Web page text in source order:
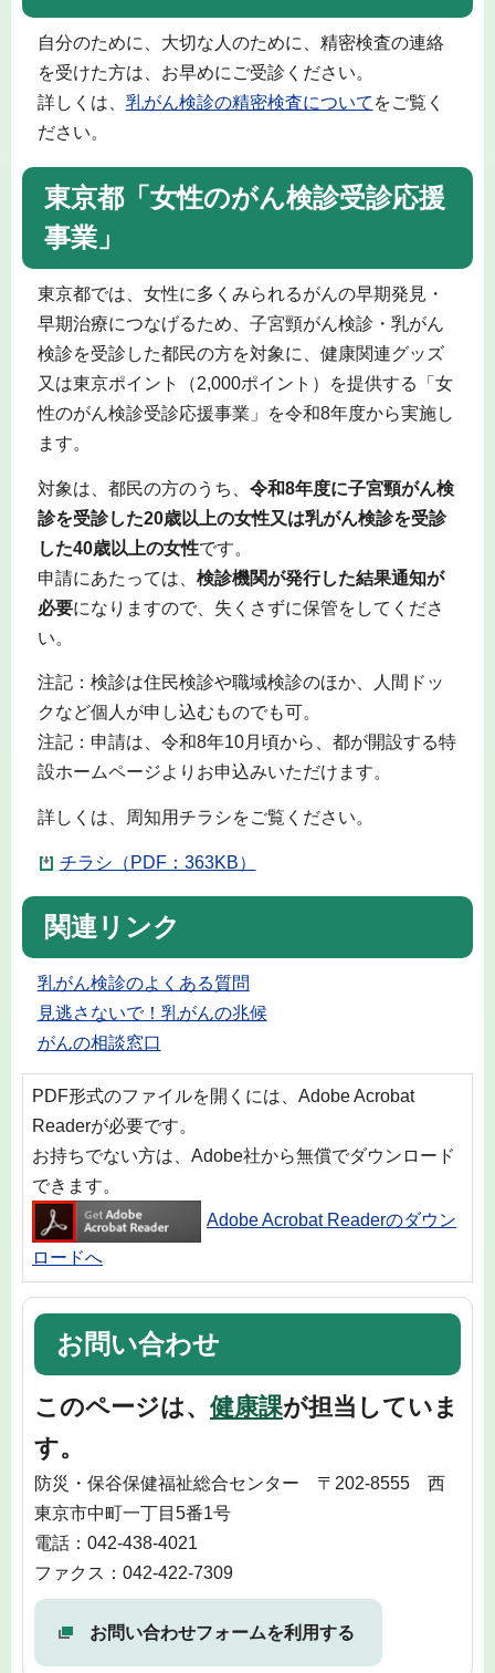
自分のために、大切な人のために、精密検査の連絡
を受けた方は、お早めにご受診ください。
詳しくは、 乳がん検診の精密検査について をご覧く
ださい。
東京都「女性のがん検診受診応援
事業」
東京都では、女性に多くみられるがんの早期発見・
早期治療につなげるため、子宮頸がん検診・乳がん
検診を受診した都民の方を対象に、健康関連グッズ
又は東京ポイント（2,000ポイント）を提供する「女
性のがん検診受診応援事業」を令和8年度から実施し
ます。
対象は、都民の方のうち、 令和8年度に子宮頸がん検
診を受診した20歳以上の女性又は乳がん検診を受診
した40歳以上の女性です。
申請にあたっては、 検診機関が発行した結果通知が
必要になりますので、失くさずに保管をしてくださ
い。
注記：検診は住民検診や職域検診のほか、人間ドッ
クなど個人が申し込むものでも可。
注記：申請は、令和8年10月頃から、都が開設する特
設ホームページよりお申込みいただけます。
詳しくは、周知用チラシをご覧ください。
チラシ（PDF：363KB）
関連リンク
乳がん検診のよくある質問
見逃さないで！乳がんの兆候
がんの相談窓口
PDF形式のファイルを開くには、Adobe Acrobat
Readerが必要です。
お持ちでない方は、Adobe社から無償でダウンロード
できます。
Adobe Acrobat Readerのダウン
ロードへ
お問い合わせ
このページは、 健康課が担当していま
す。
防災・保谷保健福祉総合センター 〒202-8555 西
東京市中町一丁目5番1号
電話：042-438-4021
ファクス：042-422-7309
お問い合わせフォームを利用する